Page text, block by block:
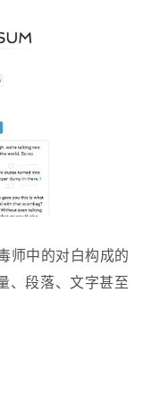
师中的对白构成的
、段落、文字甚至